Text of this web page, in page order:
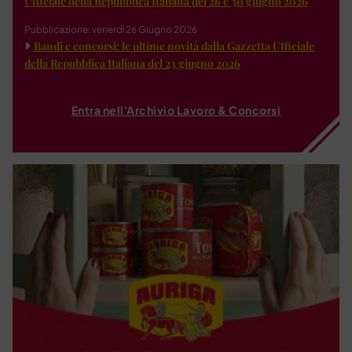
Pubblicazione: venerdì 26 Giugno 2026
Bandi e concorsi: le ultime novità dalla Gazzetta Ufficiale
della Repubblica Italiana del 23 giugno 2026
Entra nell'Archivio Lavoro & Concorsi